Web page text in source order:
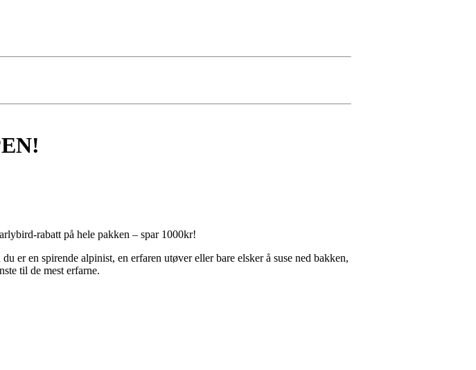
rabatt på hele pakken – spar 1000kr!
er en spirende alpinist, en erfaren utøver eller bare elsker å suse ned bakken,
til de mest erfarne.